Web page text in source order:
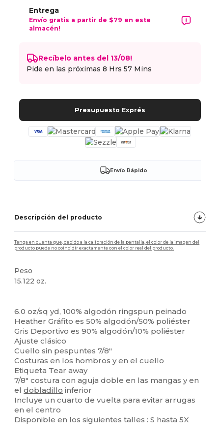
Entrega
Envío gratis a partir de $79 en este
almacén!
Recíbelo antes del 13/08!
Pide en las próximas8 Hrs 57 Mins
Presupuesto Exprés
Envío Rápido
Descripción del producto
Tenga en cuenta que, debido a la calibración de la pantalla, el color de la imagen del
producto puede no coincidir exactamente con el color real del producto.
Peso
15.122 oz.
6.0 oz/sq yd, 100% algodón ringspun peinado
Heather Gráfito es 50% algodón/50% poliéster
Gris Deportivo es 90% algodón/10% poliéster
Ajuste clásico
Cuello sin pespuntes 7/8"
Costuras en los hombros y en el cuello
Etiqueta Tear away
7/8" costura con aguja doble en las mangas y en
eldobladillo inferior
Incluye un cuarto de vuelta para evitar arrugas
en el centro
Disponible en los siguientes talles : S hasta 5X